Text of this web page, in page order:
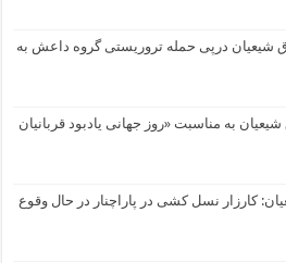
شیعیان درپی حمله تروریستی گروه داعش به
به مناسبت «روز جهانی یادبود قربانیان
کارزار نسل کشی در پاراچنار در حال وقوع